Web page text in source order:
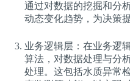
通过对数据的挖掘和分
动态变化趋势，为决策
业务逻辑层：在业务逻
算法，对数据处理与分
处理。这包括水质异常